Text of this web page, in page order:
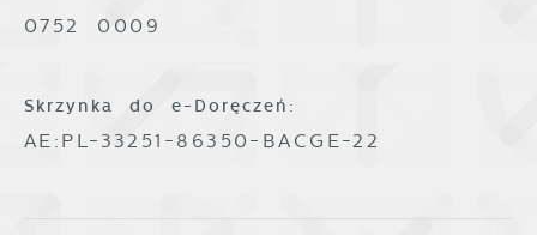
0752 0009
Skrzynka do e-Doręczeń:
AE:PL-33251-86350-BACGE-22